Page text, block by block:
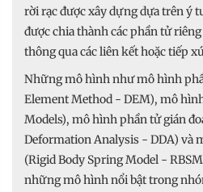
rời rạc được xây dựng dựa trên ý
được chia thành các phần tử
thông qua các liên kết hoặc tiếp
Những mô hình như mô hình
Element Method - DEM), mô
Models), mô hình phần tử gián
Deformation Analysis - DDA) và
(Rigid Body Spring Model -
những mô hình nổi bật trong